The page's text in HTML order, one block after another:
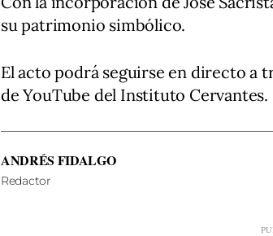
su patrimonio simbólico.
El acto podrá seguirse en directo a
de YouTube del Instituto Cervantes.
ANDRÉS FIDALGO
Redactor